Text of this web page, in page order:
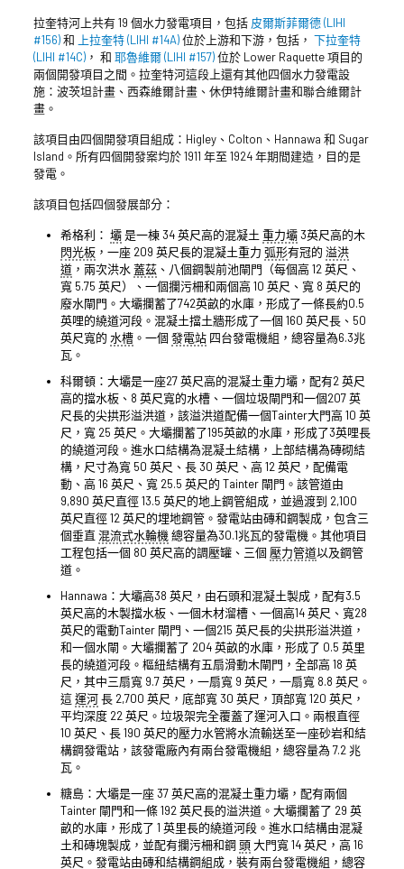
拉奎特河上共有 19 個水力發電項目，包括 皮爾斯菲爾德 (LIHI
#156)和 上拉奎特 (LIHI #14A)位於上游和下游，包括， 下拉奎特
(LIHI #14C)， 和 耶魯維爾 (LIHI #157)位於 Lower Raquette 項目的
兩個開發項目之間。拉奎特河這段上還有其他四個水力發電設
施：波茨坦計畫、西森維爾計畫、休伊特維爾計畫和聯合維爾計
畫。
該項目由四個開發項目組成：Higley、Colton、Hannawa 和 Sugar
Island。所有四個開發案均於 1911 年至 1924 年期間建造，目的是
發電。
該項目包括四個發展部分：
希格利： 壩是一棟 34 英尺高的混凝土 重力壩3英尺高的木
閃光板，一座 209 英尺長的混凝土重力 弧形有冠的 溢洪
道，兩次洪水 蓋茲、八個鋼製前池閘門（每個高 12 英尺、
寬 5.75 英尺）、一個攔污柵和兩個高 10 英尺、寬 8 英尺的
廢水閘門。大壩攔蓄了742英畝的水庫，形成了一條長約0.5
英哩的繞道河段。混凝土擋土牆形成了一個 160 英尺長、50
英尺寬的 水槽。一個 發電站四台發電機組，總容量為6.3兆
瓦。
科爾頓：大壩是一座27 英尺高的混凝土重力壩，配有2 英尺
高的擋水板、8 英尺寬的水槽、一個垃圾閘門和一個207 英
尺長的尖拱形溢洪道，該溢洪道配備一個Tainter大門高 10 英
尺，寬 25 英尺。大壩攔蓄了195英畝的水庫，形成了3英哩長
的繞道河段。進水口結構為混凝土結構，上部結構為磚砌結
構，尺寸為寬 50 英尺、長 30 英尺、高 12 英尺，配備電
動、高 16 英尺、寬 25.5 英尺的 Tainter 閘門。該管道由
9,890 英尺直徑 13.5 英尺的地上鋼管組成，並過渡到 2,100
英尺直徑 12 英尺的埋地鋼管。發電站由磚和鋼製成，包含三
個垂直 混流式水輪機總容量為30.1兆瓦的發電機。其他項目
工程包括一個 80 英尺高的調壓罐、三個 壓力管道以及鋼管
道。
Hannawa：大壩高38 英尺，由石頭和混凝土製成，配有3.5
英尺高的木製擋水板、一個木材溜槽、一個高14 英尺、寬28
英尺的電動Tainter 閘門、一個215 英尺長的尖拱形溢洪道，
和一個水閘。大壩攔蓄了 204 英畝的水庫，形成了 0.5 英里
長的繞道河段。樞紐結構有五扇滑動木閘門，全部高 18 英
尺，其中三扇寬 9.7 英尺，一扇寬 9 英尺，一扇寬 8.8 英尺。
這運河長 2,700 英尺，底部寬 30 英尺，頂部寬 120 英尺，
平均深度 22 英尺。垃圾架完全覆蓋了運河入口。兩根直徑
10 英尺、長 190 英尺的壓力水管將水流輸送至一座砂岩和結
構鋼發電站，該發電廠內有兩台發電機組，總容量為 7.2 兆
瓦。
糖島：大壩是一座 37 英尺高的混凝土重力壩，配有兩個
Tainter 閘門和一條 192 英尺長的溢洪道。大壩攔蓄了 29 英
畝的水庫，形成了 1 英里長的繞道河段。進水口結構由混凝
土和磚塊製成，並配有攔污柵和鋼頭大門寬 14 英尺，高 16
英尺。發電站由磚和結構鋼組成，裝有兩台發電機組，總容